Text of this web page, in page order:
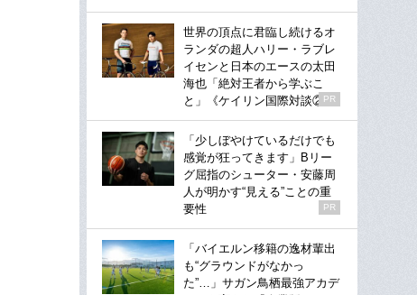
世界の頂点に君臨し続けるオ
ランダの超人ハリー・ラブレ
イセンと日本のエースの太田
海也「絶対王者から学ぶこ
と」《ケイリン国際対談②》
PR
「少しぼやけているだけでも
感覚が狂ってきます」Bリー
グ屈指のシューター・安藤周
人が明かす“見える”ことの重
要性
PR
「バイエルン移籍の逸材輩出
も“グラウンドがなかっ
た”…」サガン鳥栖最強アカデ